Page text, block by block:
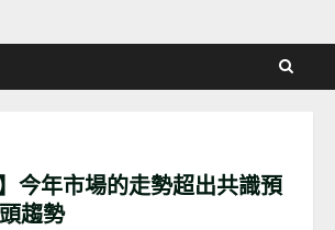
今年市場的走勢超出共識預
趨勢